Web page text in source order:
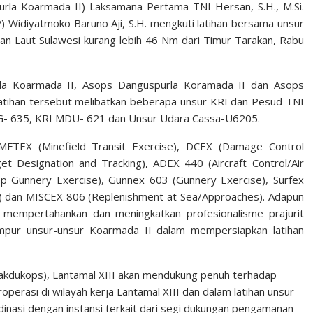
Koarmada II) Laksamana Pertama TNI Hersan, S.H., M.Si.
Baruno Aji, S.H. mengkuti latihan bersama unsur
Laut Sulawesi kurang lebih 46 Nm dari Timur Tarakan, Rabu
Koarmada II, Asops Danguspurla Koramada II dan Asops
tersebut melibatkan beberapa unsur KRI dan Pesud TNI
635, KRI MDU- 621 dan Unsur Udara Cassa-U6205.
(Minefield Transit Exercise), DCEX (Damage Control
Designation and Tracking), ADEX 440 (Aircraft Control/Air
Exercise), Gunnex 603 (Gunnery Exercise), Surfex
MISCEX 806 (Replenishment at Sea/Approaches). Adapun
dan meningkatkan profesionalisme prajurit
unsur-unsur Koarmada II dalam mempersiapkan latihan
Lantamal XIII akan mendukung penuh terhadap
di wilayah kerja Lantamal XIII dan dalam latihan unsur
dengan instansi terkait dari segi dukungan pengamanan